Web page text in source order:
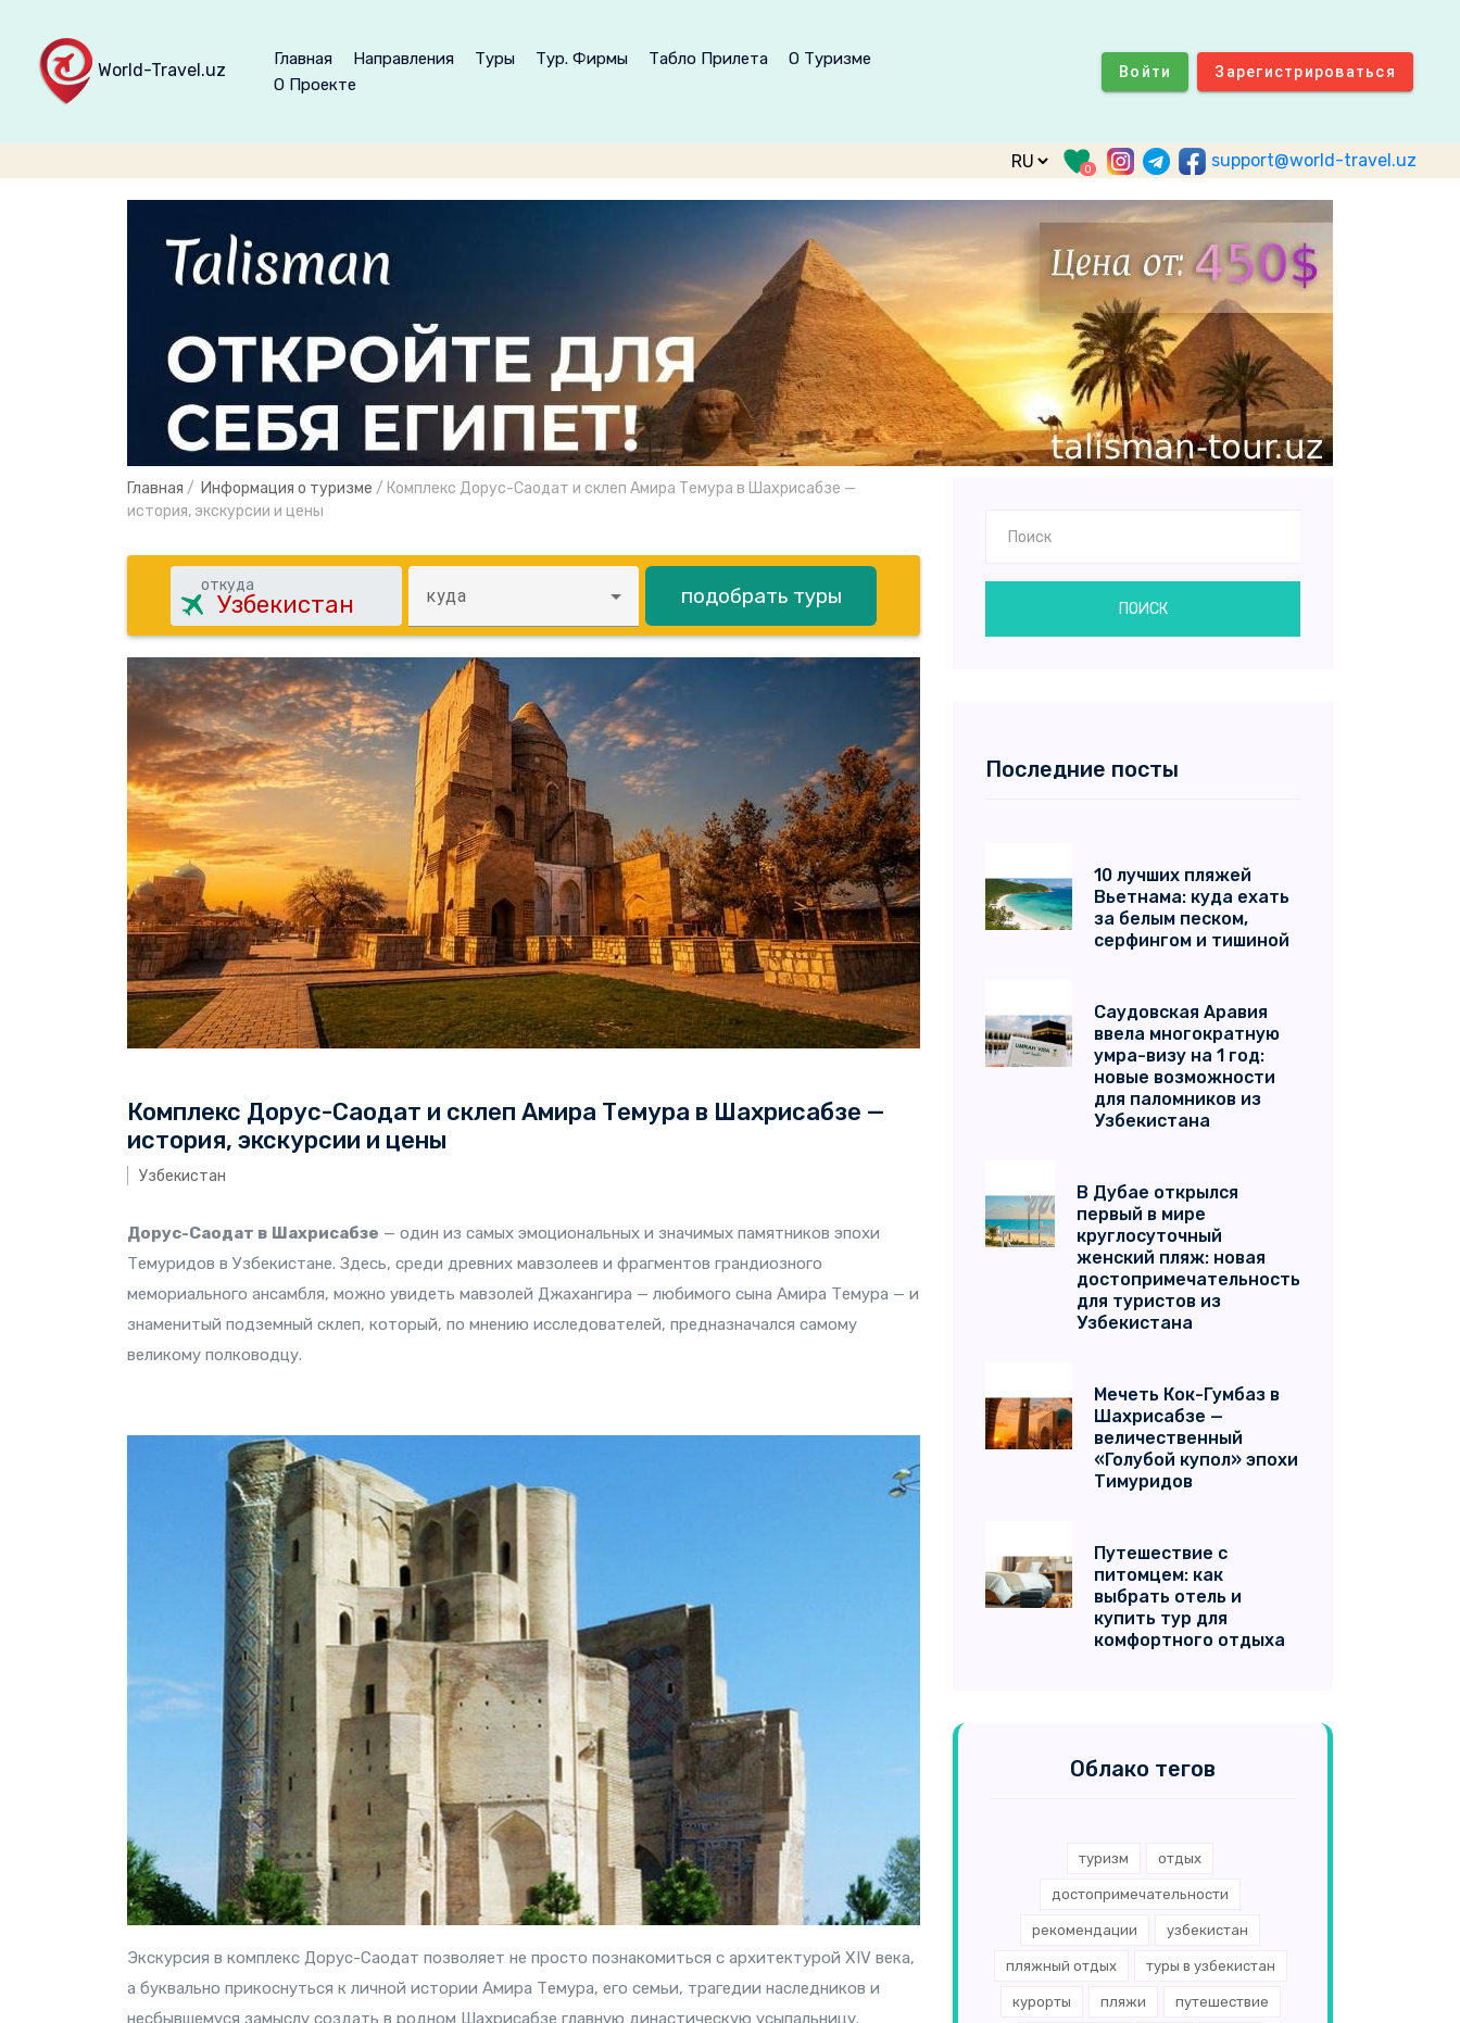
World-Travel.uz
Главная Направления Туры Тур. Фирмы Табло Прилета
О Туризме
О Проекте
Войти Зарегистрироваться
0 support@world-travel.uz
Главная / Информация о туризме / Комплекс Дорус-Саодат и склеп Амира Темура в Шахрисабзе —
история, экскурсии и цены
откуда
куда подобрать туры
Комплекс Дорус-Саодат и склеп Амира Темура в Шахрисабзе —
история, экскурсии и цены
Узбекистан
Дорус-Саодат в Шахрисабзе — один из самых эмоциональных и значимых памятников эпохи
Темуридов в Узбекистане. Здесь, среди древних мавзолеев и фрагментов грандиозного
мемориального ансамбля, можно увидеть мавзолей Джахангира — любимого сына Амира Темура — и
знаменитый подземный склеп, который, по мнению исследователей, предназначался самому
великому полководцу.
Экскурсия в комплекс Дорус-Саодат позволяет не просто познакомиться с архитектурой XIV века,
а буквально прикоснуться к личной истории Амира Темура, его семьи, трагедии наследников и
несбывшемуся замыслу создать в родном Шахрисабзе главную династическую усыпальницу.
ПОИСК
Последние посты
10 лучших пляжей
Вьетнама: куда ехать
за белым песком,
серфингом и тишиной
Саудовская Аравия
ввела многократную
умра-визу на 1 год:
новые возможности
для паломников из
Узбекистана
В Дубае открылся
первый в мире
круглосуточный
женский пляж: новая
достопримечательность
для туристов из
Узбекистана
Мечеть Кок-Гумбаз в
Шахрисабзе —
величественный
«Голубой купол» эпохи
Тимуридов
Путешествие с
питомцем: как
выбрать отель и
купить тур для
комфортного отдыха
Облако тегов
туризм отдых
достопримечательности
рекомендации узбекистан
пляжный отдых туры в узбекистан
курорты пляжи путешествие